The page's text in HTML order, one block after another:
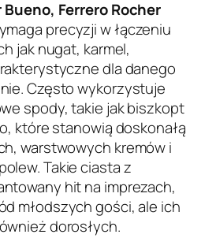
Bueno, Ferrero Rocher
precyzji w łączeniu
jak nugat, karmel,
dla danego
Często wykorzystuje
spody, takie jak biszkopt
które stanowią doskonałą
warstwowych kremów i
Takie ciasta z
hit na imprezach,
młodszych gości, ale ich
dorosłych.